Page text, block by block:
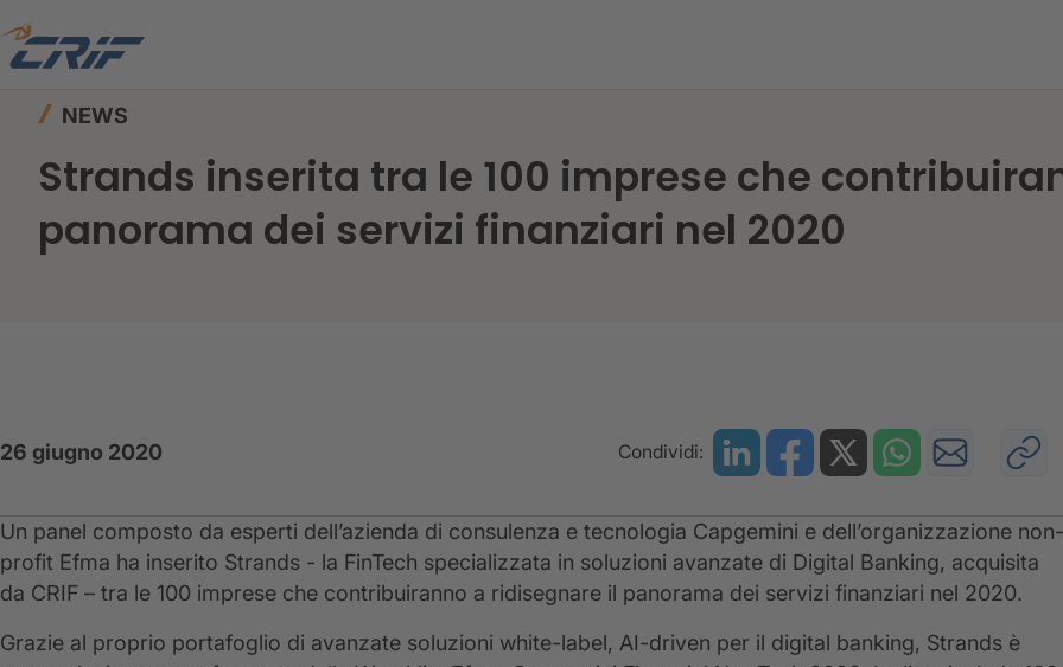
Home
NEWS
Strands inserita tra le 100 imprese che
panorama dei servizi finanziari nel 2020
26 giugno 2020 Condividi:
Un panel composto da esperti dell’azienda di consulenza e tecnologia Capgemini e dell’organizzazione non-
profit Efma ha inserito Strands - la FinTech specializzata in soluzioni avanzate di Digital Banking, acquisita
da CRIF – tra le 100 imprese che contribuiranno a ridisegnare il panorama dei servizi finanziari nel 2020.
Grazie al proprio portafoglio di avanzate soluzioni white-label, AI-driven per il digital banking, Strands è